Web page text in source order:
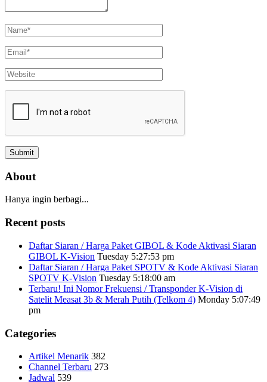
About
Hanya ingin berbagi...
Recent posts
Daftar Siaran / Harga Paket GIBOL & Kode Aktivasi Siaran
GIBOL K-Vision Tuesday 5:27:53 pm
Daftar Siaran / Harga Paket SPOTV & Kode Aktivasi Siaran
SPOTV K-Vision Tuesday 5:18:00 am
Terbaru! Ini Nomor Frekuensi / Transponder K-Vision di
Satelit Measat 3b & Merah Putih (Telkom 4) Monday 5:07:49
pm
Categories
Artikel Menarik 382
Channel Terbaru 273
Jadwal 539